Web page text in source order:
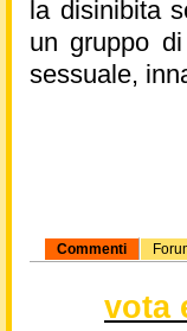
la disinibita
un gruppo
sessuale,
Commenti
vota